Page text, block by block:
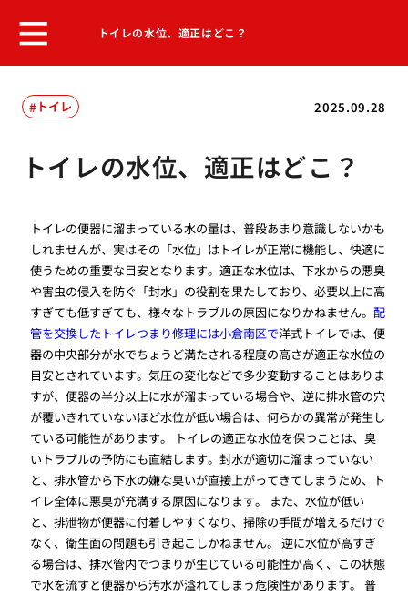
トイレの水位、適正はどこ？
2025.09.28
トイレ
トイレの水位、適正はどこ？
トイレの便器に溜まっている水の量は、普段あまり意識しないかも
しれませんが、実はその「水位」はトイレが正常に機能し、快適に
使うための重要な目安となります。適正な水位は、下水からの悪臭
や害虫の侵入を防ぐ「封水」の役割を果たしており、必要以上に高
すぎても低すぎても、様々なトラブルの原因になりかねません。配
管を交換したトイレつまり修理には小倉南区で洋式トイレでは、便
器の中央部分が水でちょうど満たされる程度の高さが適正な水位の
目安とされています。気圧の変化などで多少変動することはありま
すが、便器の半分以上に水が溜まっている場合や、逆に排水管の穴
が覆いきれていないほど水位が低い場合は、何らかの異常が発生し
ている可能性があります。 トイレの適正な水位を保つことは、臭
いトラブルの予防にも直結します。封水が適切に溜まっていない
と、排水管から下水の嫌な臭いが直接上がってきてしまうため、ト
イレ全体に悪臭が充満する原因になります。 また、水位が低い
と、排泄物が便器に付着しやすくなり、掃除の手間が増えるだけで
なく、衛生面の問題も引き起こしかねません。 逆に水位が高すぎ
る場合は、排水管内でつまりが生じている可能性が高く、この状態
で水を流すと便器から汚水が溢れてしまう危険性があります。 普